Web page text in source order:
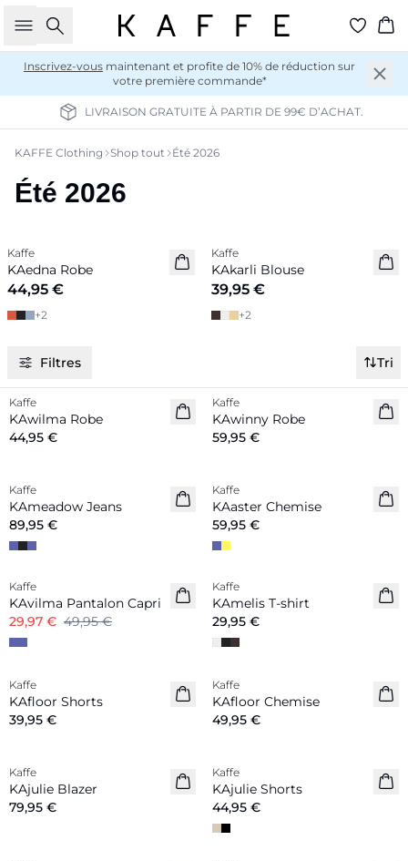
Rechercher
Inscrivez-vous maintenant et profite de 10% de réduction sur
votre première commande*
LIVRAISON GRATUITE À PARTIR DE 99€ D’ACHAT.
KAFFE Clothing Shop tout Été 2026
Été 2026
Nouveautés
Kaffe
KAedna Robe
44,95 €
+2
Nouveautés
Kaffe
KAkarli Blouse
39,95 €
+2
Previous slide
Filtres Tri
Kaffe
KAwilma Robe
44,95 €
Nouveautés
Kaffe
KAwinny Robe
59,95 €
Kaffe
KAmeadow Jeans
89,95 €
Nouveautés
Kaffe
KAaster Chemise
59,95 €
-40%
Kaffe
KAvilma Pantalon Capri
29,97 € 49,95 €
Nouveautés
Kaffe
KAmelis T-shirt
29,95 €
Nouveautés
Kaffe
KAfloor Shorts
39,95 €
Nouveautés
Kaffe
KAfloor Chemise
49,95 €
Nouveautés
Kaffe
KAjulie Blazer
79,95 €
Nouveautés
Kaffe
KAjulie Shorts
44,95 €